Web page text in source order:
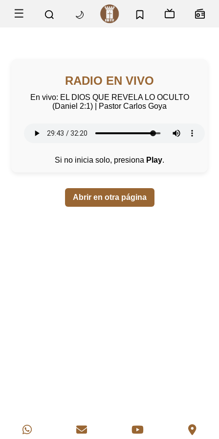
☰ 🌙
RADIO EN VIVO
En vivo: EL DIOS QUE REVELA LO OCULTO
(Daniel 2:1) | Pastor Carlos Goya
Si no inicia solo, presiona Play.
Abrir en otra página